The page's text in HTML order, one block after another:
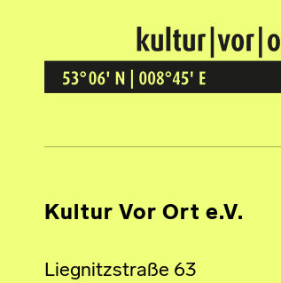
Kultur Vor Ort
BREMEN GRÖPELINGEN
Kultur Vor Ort e.V.
Liegnitzstraße 63